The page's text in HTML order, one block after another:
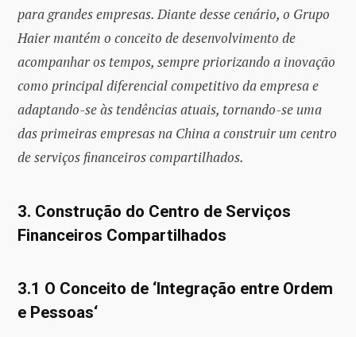
para grandes empresas. Diante desse cenário, o Grupo
Haier mantém o conceito de desenvolvimento de
acompanhar os tempos, sempre priorizando a inovação
como principal diferencial competitivo da empresa e
adaptando-se às tendências atuais, tornando-se uma
das primeiras empresas na China a construir um centro
de serviços financeiros compartilhados.
3. Construção do Centro de Serviços
Financeiros Compartilhados
3.1 O Conceito de ‘Integração entre Ordem
e Pessoas‘